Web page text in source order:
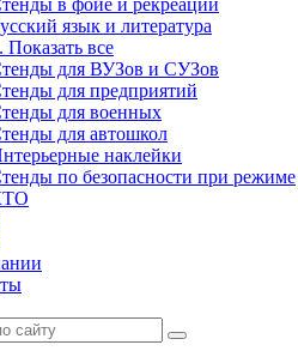
в фойе и рекреации
язык и литература
Показать все
для ВУЗов и СУЗов
для предприятий
для военных
для автошкол
наклейки
по безопасности при режиме